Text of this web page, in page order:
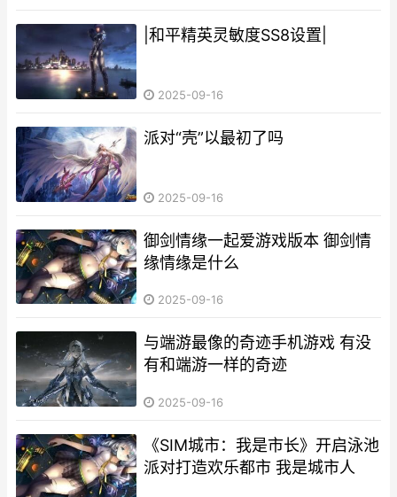
|和平精英灵敏度SS8设置|
2025-09-16
派对“壳”以最初了吗
2025-09-16
御剑情缘一起爱游戏版本 御剑情
缘情缘是什么
2025-09-16
与端游最像的奇迹手机游戏 有没
有和端游一样的奇迹
2025-09-16
《SIM城市：我是市长》开启泳池
派对打造欢乐都市 我是城市人